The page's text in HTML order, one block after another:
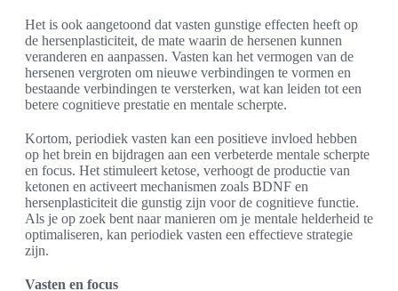
Het is ook aangetoond dat vasten gunstige effecten heeft op
de hersenplasticiteit, de mate waarin de hersenen kunnen
veranderen en aanpassen. Vasten kan het vermogen van de
hersenen vergroten om nieuwe verbindingen te vormen en
bestaande verbindingen te versterken, wat kan leiden tot een
betere cognitieve prestatie en mentale scherpte.
Kortom, periodiek vasten kan een positieve invloed hebben
op het brein en bijdragen aan een verbeterde mentale scherpte
en focus. Het stimuleert ketose, verhoogt de productie van
ketonen en activeert mechanismen zoals BDNF en
hersenplasticiteit die gunstig zijn voor de cognitieve functie.
Als je op zoek bent naar manieren om je mentale helderheid te
optimaliseren, kan periodiek vasten een effectieve strategie
zijn.
Vasten en focus